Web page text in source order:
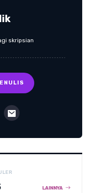
skripsian
LAINNYA